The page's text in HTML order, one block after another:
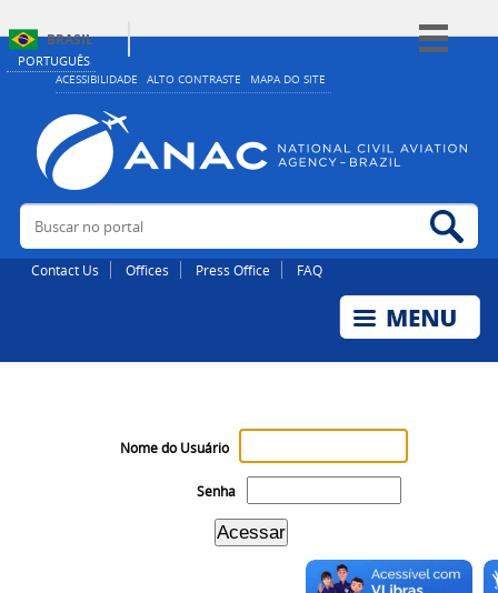
PORTUGUÊS
ACESSIBILIDADE ALTO CONTRASTE MAPA DO SITE
BRASIL
Simplifique!
Participe
Canais
Buscar no portal
Contact Us Offices Press Office FAQ
Nome do Usuário
Senha